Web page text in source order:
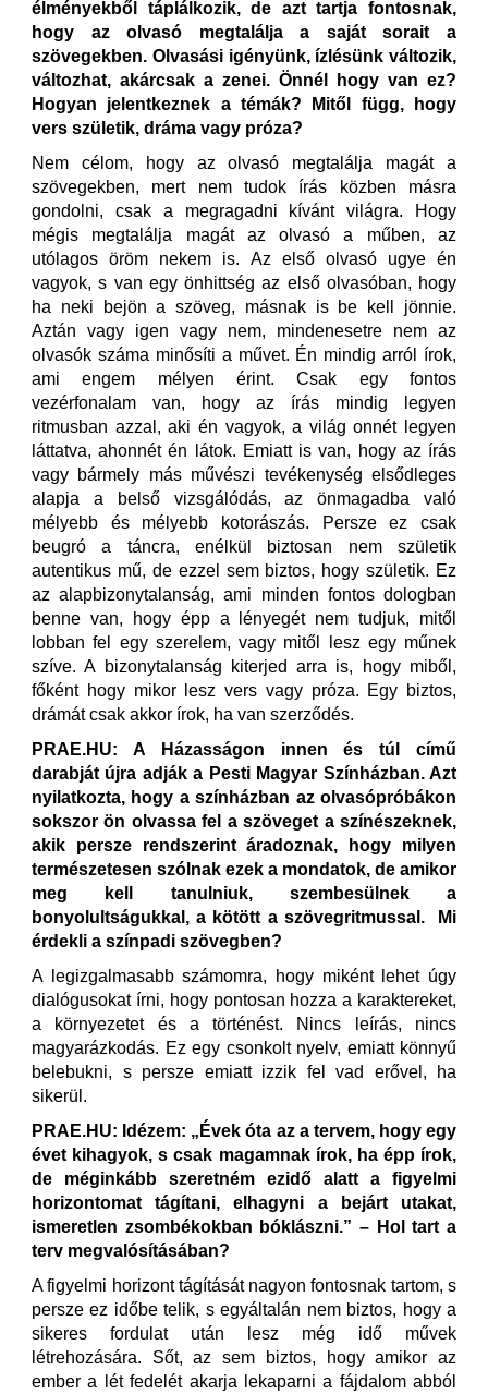
élményekből táplálkozik, de azt tartja fontosnak,
hogy az olvasó megtalálja a saját sorait a
szövegekben. Olvasási igényünk, ízlésünk változik,
változhat, akárcsak a zenei. Önnél hogy van ez?
Hogyan jelentkeznek a témák? Mitől függ, hogy
vers születik, dráma vagy próza?
Nem célom, hogy az olvasó megtalálja magát a
szövegekben, mert nem tudok írás közben másra
gondolni, csak a megragadni kívánt világra. Hogy
mégis megtalálja magát az olvasó a műben, az
utólagos öröm nekem is. Az első olvasó ugye én
vagyok, s van egy önhittség az első olvasóban, hogy
ha neki bejön a szöveg, másnak is be kell jönnie.
Aztán vagy igen vagy nem, mindenesetre nem az
olvasók száma minősíti a művet. Én mindig arról írok,
ami engem mélyen érint. Csak egy fontos
vezérfonalam van, hogy az írás mindig legyen
ritmusban azzal, aki én vagyok, a világ onnét legyen
láttatva, ahonnét én látok. Emiatt is van, hogy az írás
vagy bármely más művészi tevékenység elsődleges
alapja a belső vizsgálódás, az önmagadba való
mélyebb és mélyebb kotorászás. Persze ez csak
beugró a táncra, enélkül biztosan nem születik
autentikus mű, de ezzel sem biztos, hogy születik. Ez
az alapbizonytalanság, ami minden fontos dologban
benne van, hogy épp a lényegét nem tudjuk, mitől
lobban fel egy szerelem, vagy mitől lesz egy műnek
szíve. A bizonytalanság kiterjed arra is, hogy miből,
főként hogy mikor lesz vers vagy próza. Egy biztos,
drámát csak akkor írok, ha van szerződés.
PRAE.HU: A Házasságon innen és túl című
darabját újra adják a Pesti Magyar Színházban. Azt
nyilatkozta, hogy a színházban az olvasópróbákon
sokszor ön olvassa fel a szöveget a színészeknek,
akik persze rendszerint áradoznak, hogy milyen
természetesen szólnak ezek a mondatok, de amikor
meg kell tanulniuk, szembesülnek a
bonyolultságukkal, a kötött a szövegritmussal. Mi
érdekli a színpadi szövegben?
A legizgalmasabb számomra, hogy miként lehet úgy
dialógusokat írni, hogy pontosan hozza a karaktereket,
a környezetet és a történést. Nincs leírás, nincs
magyarázkodás. Ez egy csonkolt nyelv, emiatt könnyű
belebukni, s persze emiatt izzik fel vad erővel, ha
sikerül.
PRAE.HU: Idézem: „Évek óta az a tervem, hogy egy
évet kihagyok, s csak magamnak írok, ha épp írok,
de méginkább szeretném ezidő alatt a figyelmi
horizontomat tágítani, elhagyni a bejárt utakat,
ismeretlen zsombékokban bóklászni.” – Hol tart a
terv megvalósításában?
A figyelmi horizont tágítását nagyon fontosnak tartom, s
persze ez időbe telik, s egyáltalán nem biztos, hogy a
sikeres fordulat után lesz még idő művek
létrehozására. Sőt, az sem biztos, hogy amikor az
ember a lét fedelét akarja lekaparni a fájdalom abból